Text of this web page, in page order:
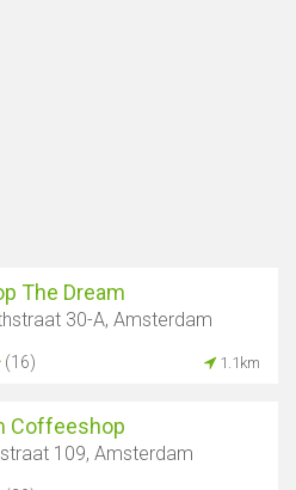
The Dream
30-A, Amsterdam
(16) 1.1km
Coffeeshop
109, Amsterdam